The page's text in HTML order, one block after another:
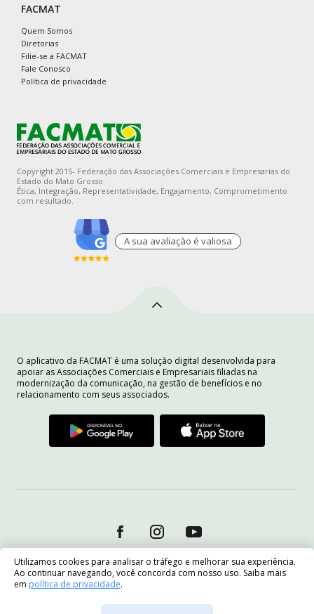
Utilizamos cookies para analisar o tráfego e melhorar sua experiência.
Ao continuar navegando, você concorda com nosso uso. Saiba mais
em política de privacidade.
FACMAT
Quem Somos
Diretorias
Filie-se a FACMAT
Fale Conosco
Política de privacidade
Copyright 2015- Federação das Associações Comerciais e Empresarias do
Estado do Mato Grosso
Ética, Integração, Representatividade, Engajamento, Comprometimento
com resultado.
A sua avaliaçào é valiosa
O aplicativo da FACMAT é uma solução digital desenvolvida para
apoiar as Associações Comerciais e Empresariais filiadas na
modernização da comunicação, na gestão de benefícios e no
relacionamento com seus associados.